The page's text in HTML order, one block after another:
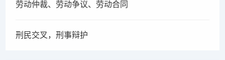
劳动仲裁、劳动争议、劳动合同
刑民交叉，刑事辩护